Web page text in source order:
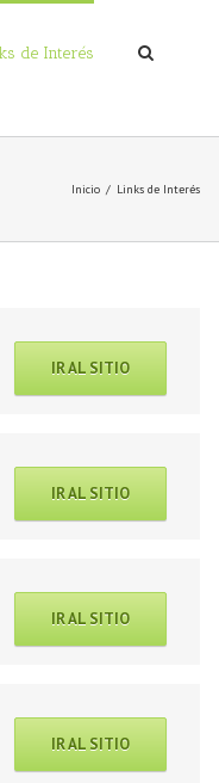
de Interés
Inicio Links de Interés
IR AL SITIO
IR AL SITIO
IR AL SITIO
IR AL SITIO